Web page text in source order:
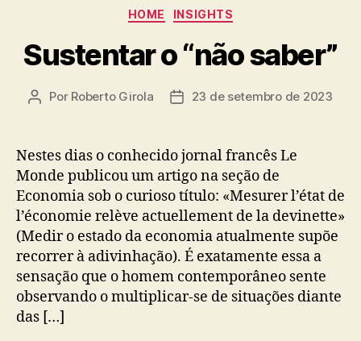
Categorias
HOME INSIGHTS
Sustentar o “não saber”
Autor
Por Roberto Girola
Data23 de setembro de 2023
Nestes dias o conhecido jornal francês Le
Monde publicou um artigo na seção de
Economia sob o curioso título: «Mesurer l’état de
l’économie relève actuellement de la devinette»
(Medir o estado da economia atualmente supõe
recorrer à adivinhação). É exatamente essa a
sensação que o homem contemporâneo sente
observando o multiplicar-se de situações diante
das […]